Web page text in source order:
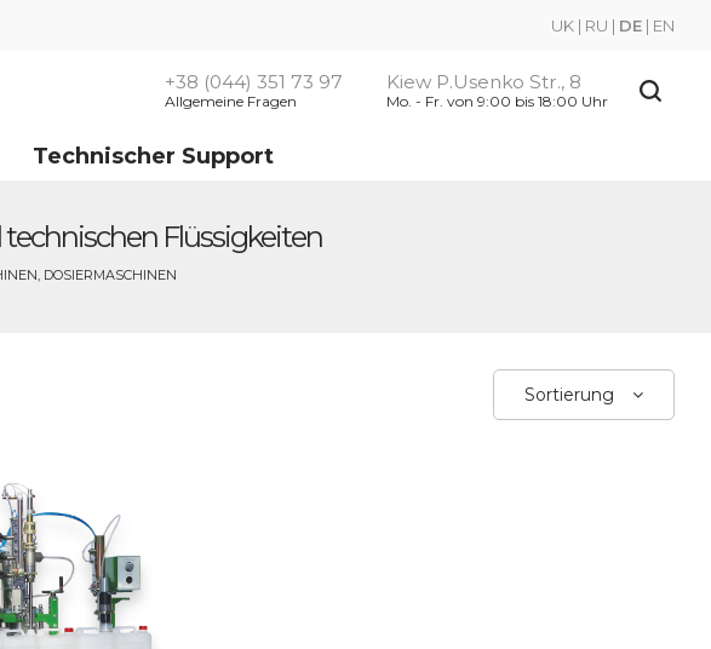
UK | RU | DE | EN
+38 (044) 351 73 97
Allgemeine Fragen
Kiew P.Usenko Str., 8
Mo. - Fr. von 9:00 bis 18:00 Uhr
Technischer Support
Flüssigkeiten
DOSIERMASCHINEN
Sortierung